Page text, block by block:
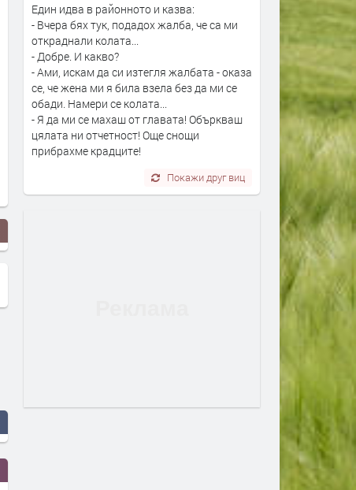
Един идва в районното и казва:
- Вчера бях тук, подадох жалба, че са ми
откраднали колата...
- Добре. И какво?
- Ами, искам да си изтегля жалбата - оказа
се, че жена ми я била взела без да ми се
обади. Намери се колата...
- Я да ми се махаш от главата! Объркваш
цялата ни отчетност! Още снощи
прибрахме крадците!
Покажи друг виц